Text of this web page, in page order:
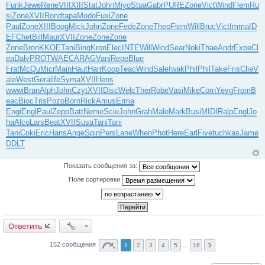
FunkJeweReneVIIIXIIIStatJohnMiyoStuaGabrPUREZoneVictWindFlemRu
siZoneXVIIRondtapaModoFuxiZone
PaulZoneXIIIBoogMickJohnZoneFedeZoneTheoFlemWillBrucVictImmaID
EFChetBillMaurXVIIZoneZoneZone
ZoneBronKKOETaniBingKronElecINTEWillWindSearNokiThaeAndrExpeCl
eaDalvPROTWAECARAGVaniRepeBlue
FratMcQuMicrMainHautHarrKoopTeacWindSaleIwakPhilPhilTakeFrisClieV
aleWestGeralifeSymaXVIIHens
wwwiBranAlphJohnCzytXVIIDiscWelcTherRobeVasiMikeCornYevgFromB
eacBiocTrisPozoBornRickAmusErma
EngiEnglPaulZeppBattNemeScieJohnGrahMaleMarkBusiMIDIRalpEnglJo
haAlcoLarsBeatXVIISusaTaniTani
TaniCokiEricHansAngeSpinPersLaneWhenPhotHereEarlFivetuchkasJame
DDLT
Показать сообщения за:
Поле сортировки
Ответить
152 сообщения 1 2 3 4 5 16